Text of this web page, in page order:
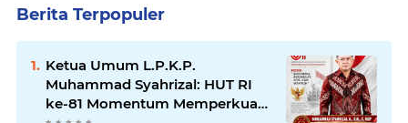
Berita Terpopuler
Ketua Umum L.P.K.P.
Muhammad Syahrizal: HUT RI
ke-81 Momentum Memperkuat